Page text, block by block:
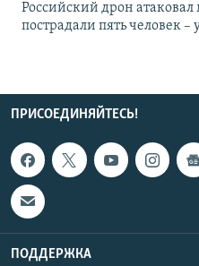
Российский дрон
пострадали пять человек –
ПРИСОЕДИНЯЙТЕСЬ!
ПОДДЕРЖКА